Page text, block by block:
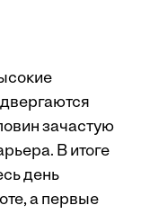
зачастую
В итоге
день
а первые